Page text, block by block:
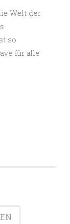
Welt der
so
für alle